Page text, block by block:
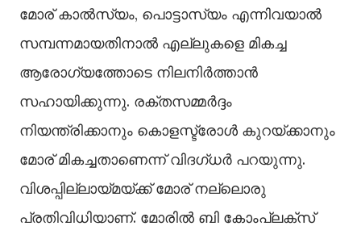
മോര് കാൽസ്യം, പൊട്ടാസ്യം എന്നിവയാൽ
സമ്പന്നമായതിനാൽ എല്ലുകളെ മികച്ച
ആരോഗ്യത്തോടെ നിലനിർത്താൻ
സഹായിക്കുന്നു. രക്തസമ്മർദ്ദം
നിയന്ത്രിക്കാനും കൊളസ്ട്രോൾ കുറയ്ക്കാനും
മോര് മികച്ചതാണെന്ന് വിദ​ഗ്ധർ പറയുന്നു.
വിശപ്പില്ലായ്മയ്ക്ക് മോര് നല്ലൊരു
പ്രതിവിധിയാണ്. മോരിൽ ബി കോംപ്ലക്സ്